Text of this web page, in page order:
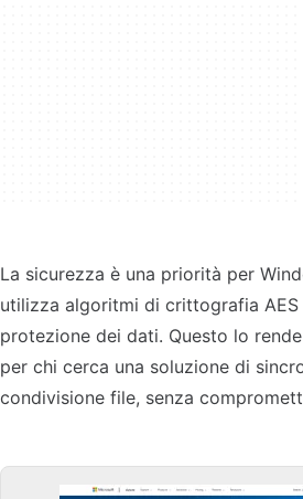
La sicurezza è una priorità per
utilizza algoritmi di crittografia AES
protezione dei dati. Questo lo
per chi cerca una soluzione di
condivisione file, senza